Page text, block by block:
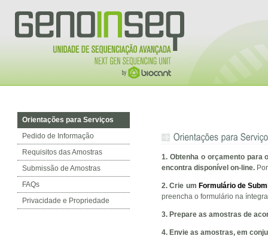
Orientações para Serviços
Pedido de Informação
Requisitos das Amostras
Submissão de Amostras
FAQs
Privacidade e Propriedade
1. Obtenha o orçamento para
encontra disponível on-line.
2. Crie um Formulário de
preencha o formulário na
3. Prepare as amostras de
4. Envie as amostras, em